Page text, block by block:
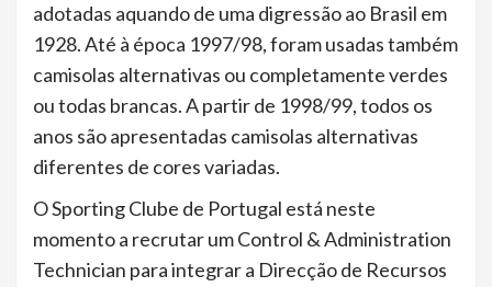
adotadas aquando de uma digressão ao Brasil em
1928. Até à época 1997/98, foram usadas também
camisolas alternativas ou completamente verdes
ou todas brancas. A partir de 1998/99, todos os
anos são apresentadas camisolas alternativas
diferentes de cores variadas.
O Sporting Clube de Portugal está neste
momento a recrutar um Control & Administration
Technician para integrar a Direcção de Recursos